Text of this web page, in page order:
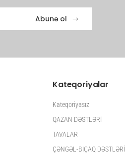
Abunə ol
Kateqoriyalar
Kateqoriyasız
QAZAN DƏSTLƏRİ
TAVALAR
ÇƏNGƏL-BIÇAQ DƏSTLƏRİ